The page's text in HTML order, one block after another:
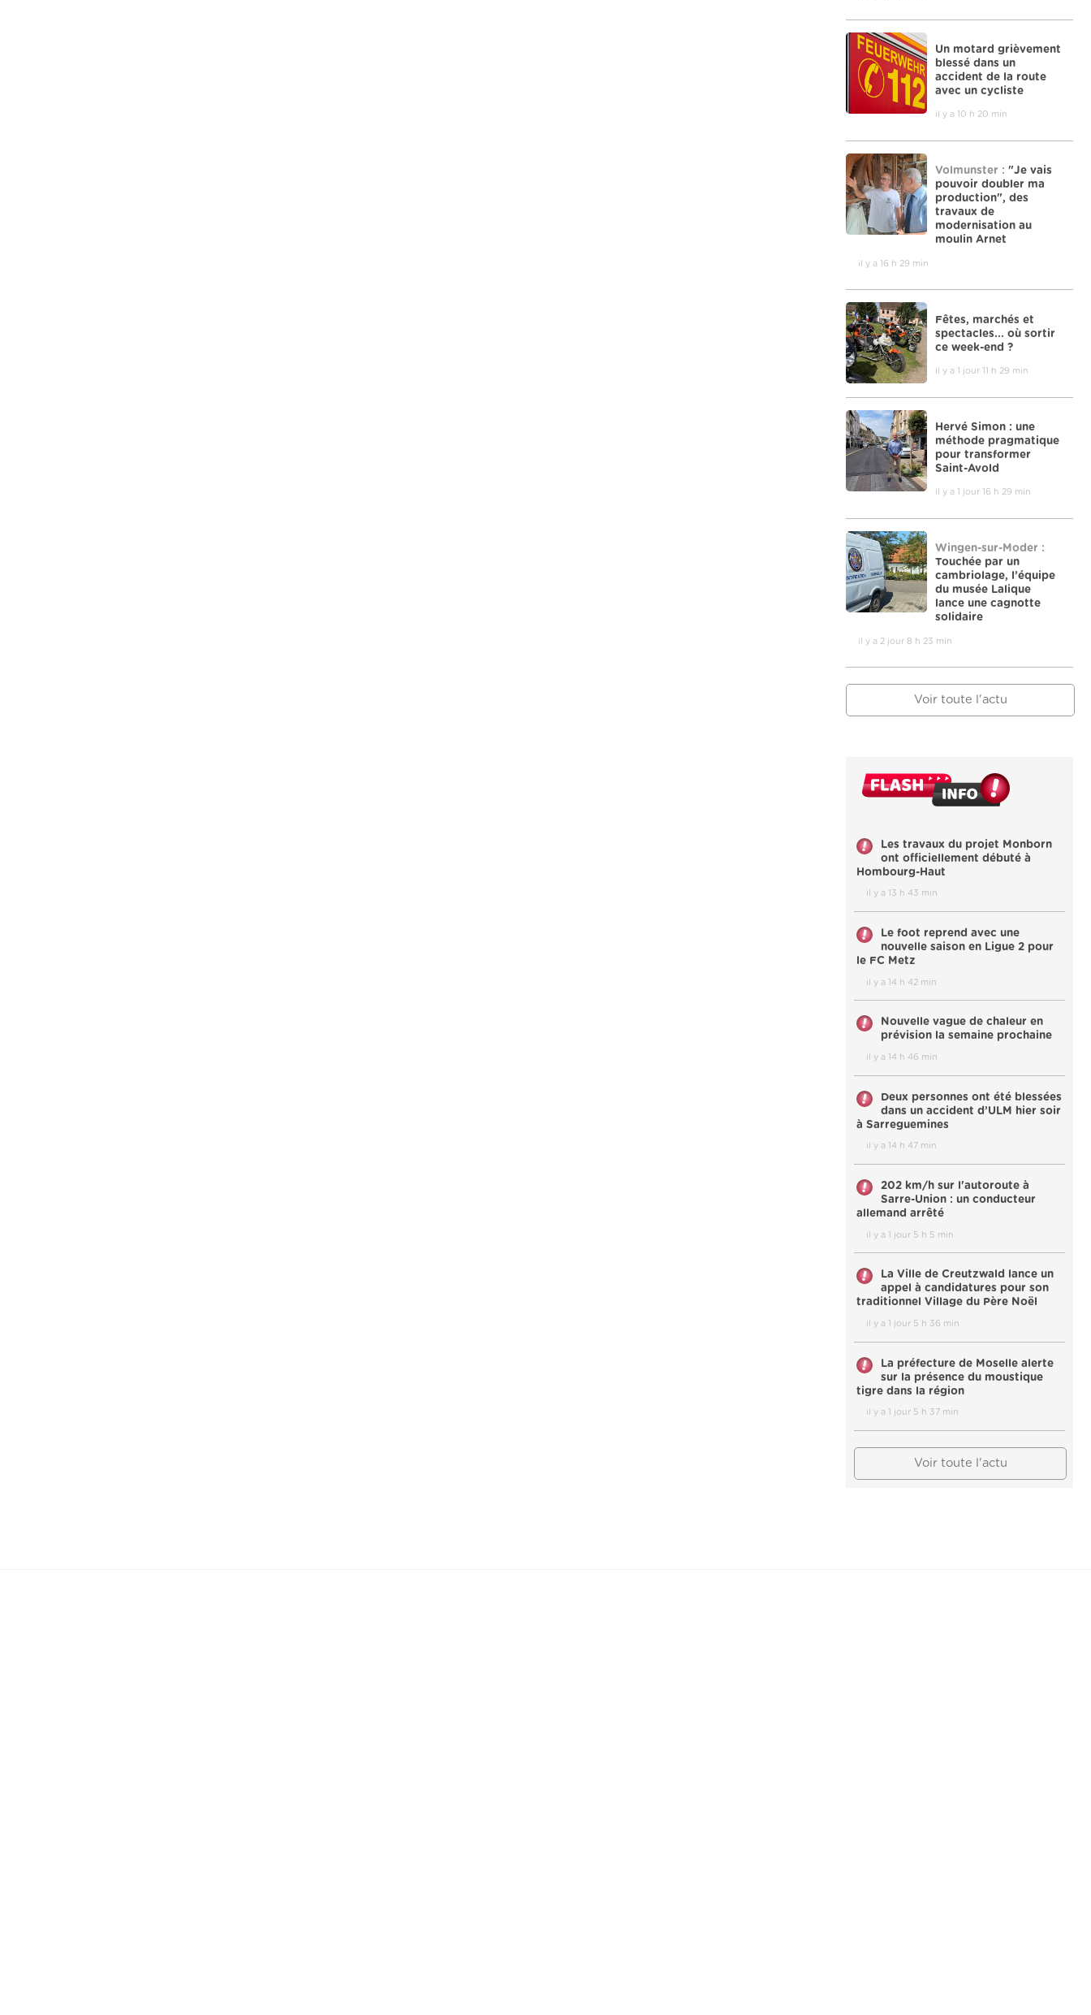
Un motard grièvement
blessé dans un
accident de la route
avec un cycliste
il y a 10 h 20 min
Volmunster : "Je vais
pouvoir doubler ma
production", des
travaux de
modernisation au
moulin Arnet
il y a 16 h 29 min
Fêtes, marchés et
spectacles... où sortir
ce week-end ?
il y a 1 jour 11 h 29 min
Hervé Simon : une
méthode pragmatique
pour transformer
Saint-Avold
il y a 1 jour 16 h 29 min
Wingen-sur-Moder :
Touchée par un
cambriolage, l’équipe
du musée Lalique
lance une cagnotte
solidaire
il y a 2 jour 8 h 23 min
Voir toute l'actu
Les travaux du projet Monborn
ont officiellement débuté à
Hombourg-Haut
il y a 13 h 43 min
Le foot reprend avec une
nouvelle saison en Ligue 2 pour
le FC Metz
il y a 14 h 42 min
Nouvelle vague de chaleur en
prévision la semaine prochaine
il y a 14 h 46 min
Deux personnes ont été blessées
dans un accident d’ULM hier soir
à Sarreguemines
il y a 14 h 47 min
202 km/h sur l'autoroute à
Sarre-Union : un conducteur
allemand arrêté
il y a 1 jour 5 h 5 min
La Ville de Creutzwald lance un
appel à candidatures pour son
traditionnel Village du Père Noël
il y a 1 jour 5 h 36 min
La préfecture de Moselle alerte
sur la présence du moustique
tigre dans la région
il y a 1 jour 5 h 37 min
Voir toute l'actu